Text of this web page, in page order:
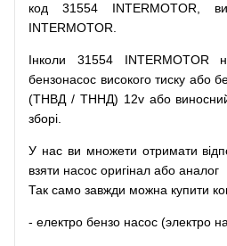
код 31554 INTERMOTOR,
INTERMOTOR.
Інколи 31554 INTERMOTOR
бензонасос високого тиску або
(ТНВД / ТННД) 12v або
зборі
У нас ви множети отримати
взяти насос оригінал або аналог
Так само завжди можна купити
- електро бензо насос (электро